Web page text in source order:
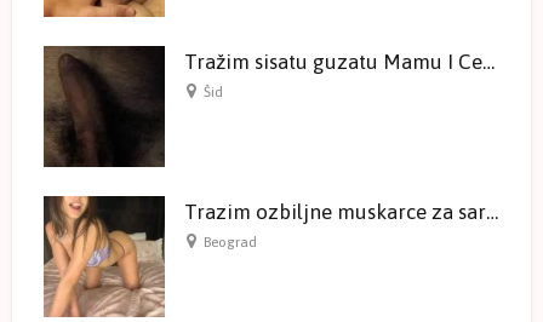
Tražim sisatu guzatu Mamu I Ceru
Šid
Trazim ozbiljne muskarce za saradnju
Beograd